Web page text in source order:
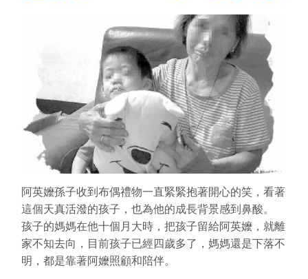
阿英嬤孫子收到布偶禮物一直緊緊抱著開心的笑，看著
這個天真活潑的孩子，也為他的成長背景感到鼻酸。
孩子的媽媽在他十個月大時，把孩子留給阿英嬤，就離
家不知去向，目前孩子已經四歲多了，媽媽還是下落不
明，都是靠著阿嬤照顧和陪伴。